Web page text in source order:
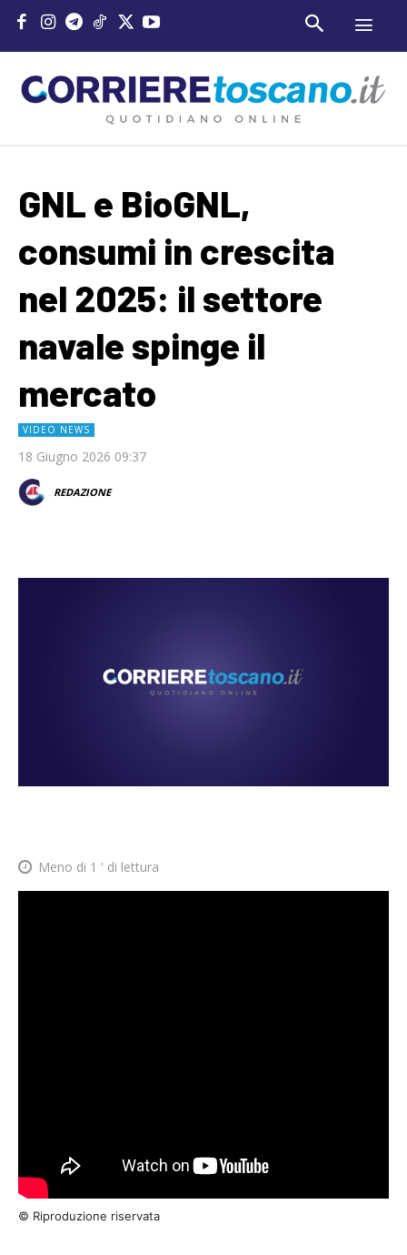
GNL e BioGNL,
consumi in crescita
nel 2025: il settore
navale spinge il
mercato
VIDEO NEWS
18 Giugno 2026 09:37
REDAZIONE
Meno di 1 ' di lettura
© Riproduzione riservata